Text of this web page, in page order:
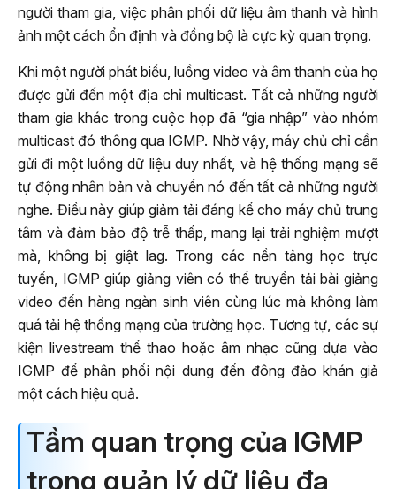
người tham gia, việc phân phối dữ liệu âm thanh và hình
ảnh một cách ổn định và đồng bộ là cực kỳ quan trọng.
Khi một người phát biểu, luồng video và âm thanh của họ
được gửi đến một địa chỉ multicast. Tất cả những người
tham gia khác trong cuộc họp đã “gia nhập” vào nhóm
multicast đó thông qua IGMP. Nhờ vậy, máy chủ chỉ cần
gửi đi một luồng dữ liệu duy nhất, và hệ thống mạng sẽ
tự động nhân bản và chuyển nó đến tất cả những người
nghe. Điều này giúp giảm tải đáng kể cho máy chủ trung
tâm và đảm bảo độ trễ thấp, mang lại trải nghiệm mượt
mà, không bị giật lag. Trong các nền tảng học trực
tuyến, IGMP giúp giảng viên có thể truyền tải bài giảng
video đến hàng ngàn sinh viên cùng lúc mà không làm
quá tải hệ thống mạng của trường học. Tương tự, các sự
kiện livestream thể thao hoặc âm nhạc cũng dựa vào
IGMP để phân phối nội dung đến đông đảo khán giả
một cách hiệu quả.
Tầm quan trọng của IGMP
trong quản lý dữ liệu đa